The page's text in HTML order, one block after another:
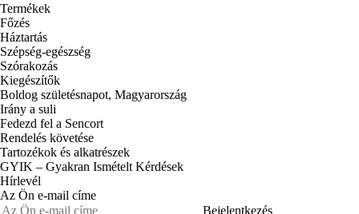
Termékek
Főzés
Háztartás
Szépség-egészség
Szórakozás
Kiegészítők
Boldog születésnapot, Magyarország
Irány a suli
Fedezd fel a Sencort
Rendelés követése
Tartozékok és alkatrészek
GYIK – Gyakran Ismételt Kérdések
Hírlevél
Az Ön e-mail címe
Bejelentkezés